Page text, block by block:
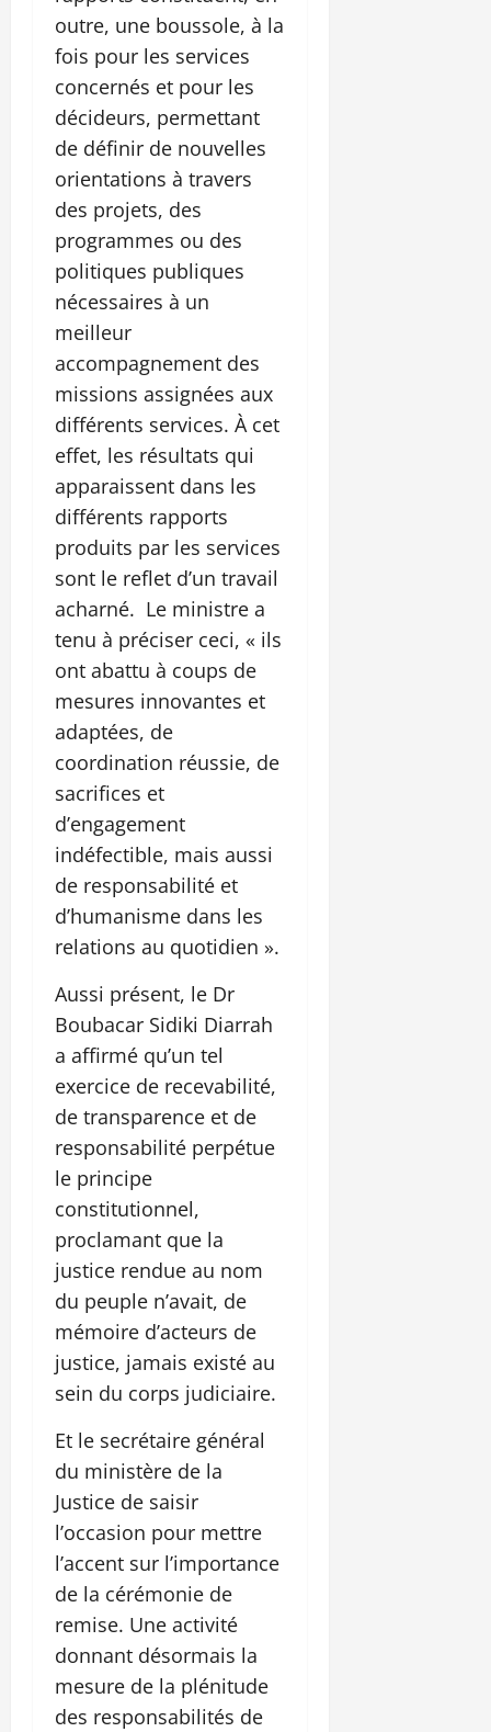
outre, une boussole, à la
fois pour les services
concernés et pour les
décideurs, permettant
de définir de nouvelles
orientations à travers
des projets, des
programmes ou des
politiques publiques
nécessaires à un
meilleur
accompagnement des
missions assignées aux
différents services. À cet
effet, les résultats qui
apparaissent dans les
différents rapports
produits par les services
sont le reflet d’un travail
acharné. Le ministre a
tenu à préciser ceci, « ils
ont abattu à coups de
mesures innovantes et
adaptées, de
coordination réussie, de
sacrifices et
d’engagement
indéfectible, mais aussi
de responsabilité et
d’humanisme dans les
relations au quotidien ».
Aussi présent, le Dr
Boubacar Sidiki Diarrah
a affirmé qu’un tel
exercice de recevabilité,
de transparence et de
responsabilité perpétue
le principe
constitutionnel,
proclamant que la
justice rendue au nom
du peuple n’avait, de
mémoire d’acteurs de
justice, jamais existé au
sein du corps judiciaire.
Et le secrétaire général
du ministère de la
Justice de saisir
l’occasion pour mettre
l’accent sur l’importance
de la cérémonie de
remise. Une activité
donnant désormais la
mesure de la plénitude
des responsabilités de